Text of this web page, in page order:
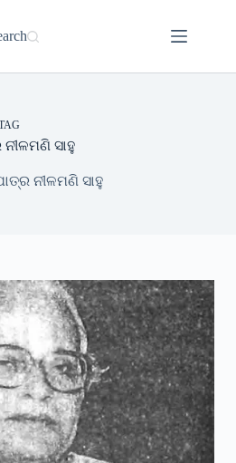
ନୀଳମଣି ସାହୁ
ନୀଳମଣି ସାହୁ